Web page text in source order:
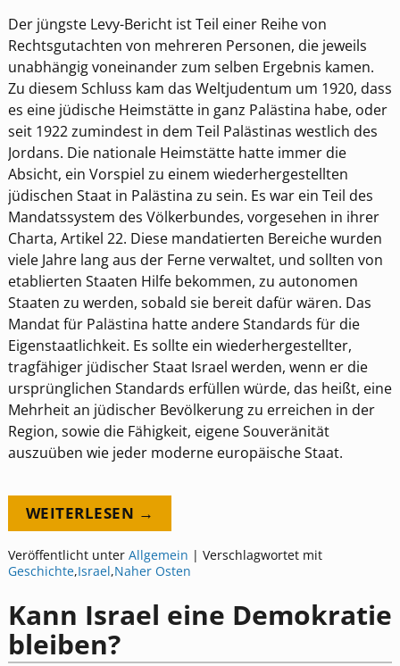
Der jüngste Levy-Bericht ist Teil einer Reihe von
Rechtsgutachten von mehreren Personen, die jeweils
unabhängig voneinander zum selben Ergebnis kamen.
Zu diesem Schluss kam das Weltjudentum um 1920, dass
es eine jüdische Heimstätte in ganz Palästina habe, oder
seit 1922 zumindest in dem Teil Palästinas westlich des
Jordans. Die nationale Heimstätte hatte immer die
Absicht, ein Vorspiel zu einem wiederhergestellten
jüdischen Staat in Palästina zu sein. Es war ein Teil des
Mandatssystem des Völkerbundes, vorgesehen in ihrer
Charta, Artikel 22. Diese mandatierten Bereiche wurden
viele Jahre lang aus der Ferne verwaltet, und sollten von
etablierten Staaten Hilfe bekommen, zu autonomen
Staaten zu werden, sobald sie bereit dafür wären. Das
Mandat für Palästina hatte andere Standards für die
Eigenstaatlichkeit. Es sollte ein wiederhergestellter,
tragfähiger jüdischer Staat Israel werden, wenn er die
ursprünglichen Standards erfüllen würde, das heißt, eine
Mehrheit an jüdischer Bevölkerung zu erreichen in der
Region, sowie die Fähigkeit, eigene Souveränität
auszuüben wie jeder moderne europäische Staat.
WEITERLESEN →
Veröffentlicht unter Allgemein | Verschlagwortet mit
Geschichte,Israel,Naher Osten
Kann Israel eine Demokratie
bleiben?